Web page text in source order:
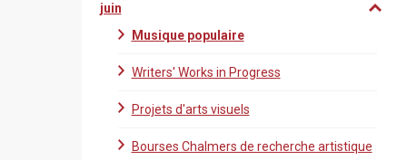
juin
Musique populaire
Writers' Works in Progress
Projets d'arts visuels
Bourses Chalmers de recherche artistique